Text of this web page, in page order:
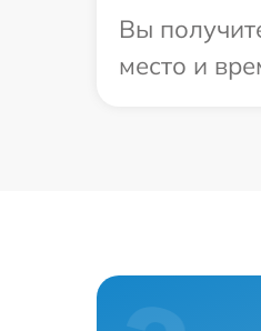
Вы
место и